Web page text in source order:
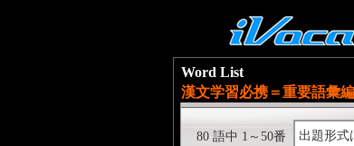
Word List
漢文学習必携＝重要語彙
出題形式
80 語中 1～50番